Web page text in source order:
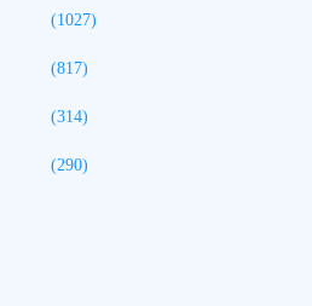
(1027)
(817)
(314)
(290)